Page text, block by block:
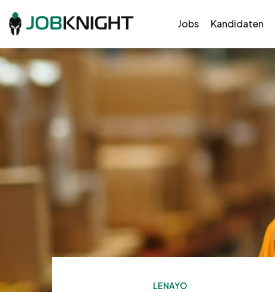
Jobs Kandidaten
LENAYO